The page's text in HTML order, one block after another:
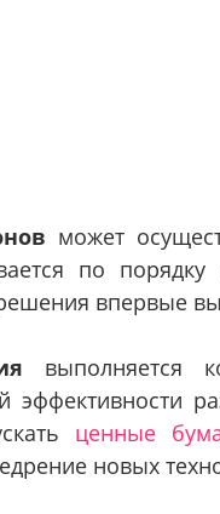
может
по
впервые
выполняется
эффективности
ценные
новых